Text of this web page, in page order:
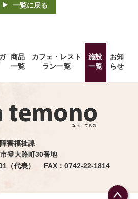
一覧に戻る
商品
一覧
カフェ・レスト
ラン一覧
施設
一覧
お知
らせ
害福祉課
登大路町30番地
（代表） FAX：0742-22-1814